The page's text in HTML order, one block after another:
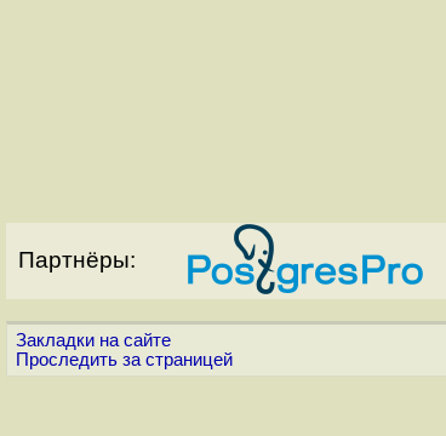
Партнёры:
Закладки на сайте
Проследить за страницей